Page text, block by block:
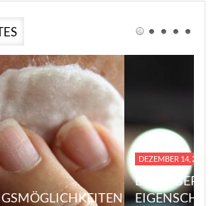
DEZEMBER 14, 2023
EINE